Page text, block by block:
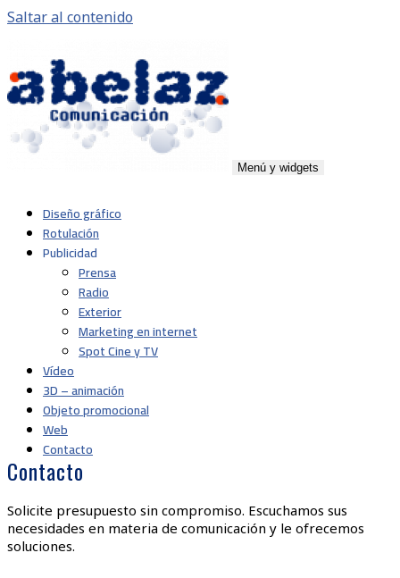
Saltar al contenido
Navarra
Menú y widgets
Diseño gráfico
Rotulación
Publicidad
Prensa
Radio
Exterior
Marketing en internet
Spot Cine y TV
Vídeo
3D – animación
Objeto promocional
Web
Contacto
Contacto
Solicite presupuesto sin compromiso. Escuchamos sus
necesidades en materia de comunicación y le ofrecemos
soluciones.